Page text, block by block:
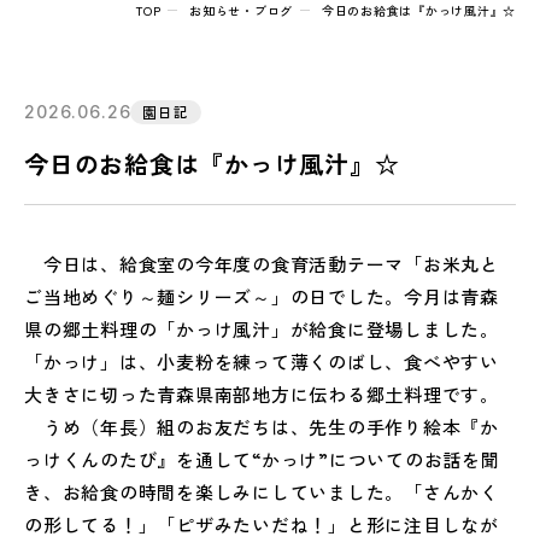
TOP お知らせ・ブログ 今日のお給食は『かっけ風汁』☆
2026.06.26 園日記
今日のお給食は『かっけ風汁』☆
今日は、給食室の今年度の食育活動テーマ「お米丸と
ご当地めぐり～麺シリーズ～」の日でした。今月は青森
県の郷土料理の「かっけ風汁」が給食に登場しました。
「かっけ」は、小麦粉を練って薄くのばし、食べやすい
大きさに切った青森県南部地方に伝わる郷土料理です。
うめ（年長）組のお友だちは、先生の手作り絵本『か
っけくんのたび』を通して“かっけ”についてのお話を聞
き、お給食の時間を楽しみにしていました。「さんかく
の形してる！」「ピザみたいだね！」と形に注目しなが